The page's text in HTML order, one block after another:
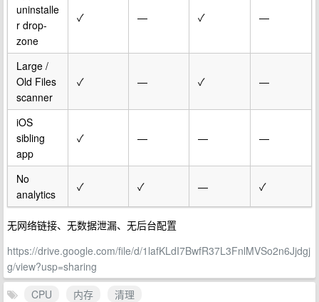
uninstalle
r drop-
zone
✓ — ✓ —
Large /
Old Files
scanner
✓ — ✓ —
iOS
sibling
app
✓ — — —
No
analytics
✓ ✓ — ✓
无网络链接、无数据泄漏、无后台配置
https://drive.google.com/file/d/1lafKLdI7BwfR37L3FnlMVSo2n6Jjdgj
g/view?usp=sharing
CPU
内存
清理